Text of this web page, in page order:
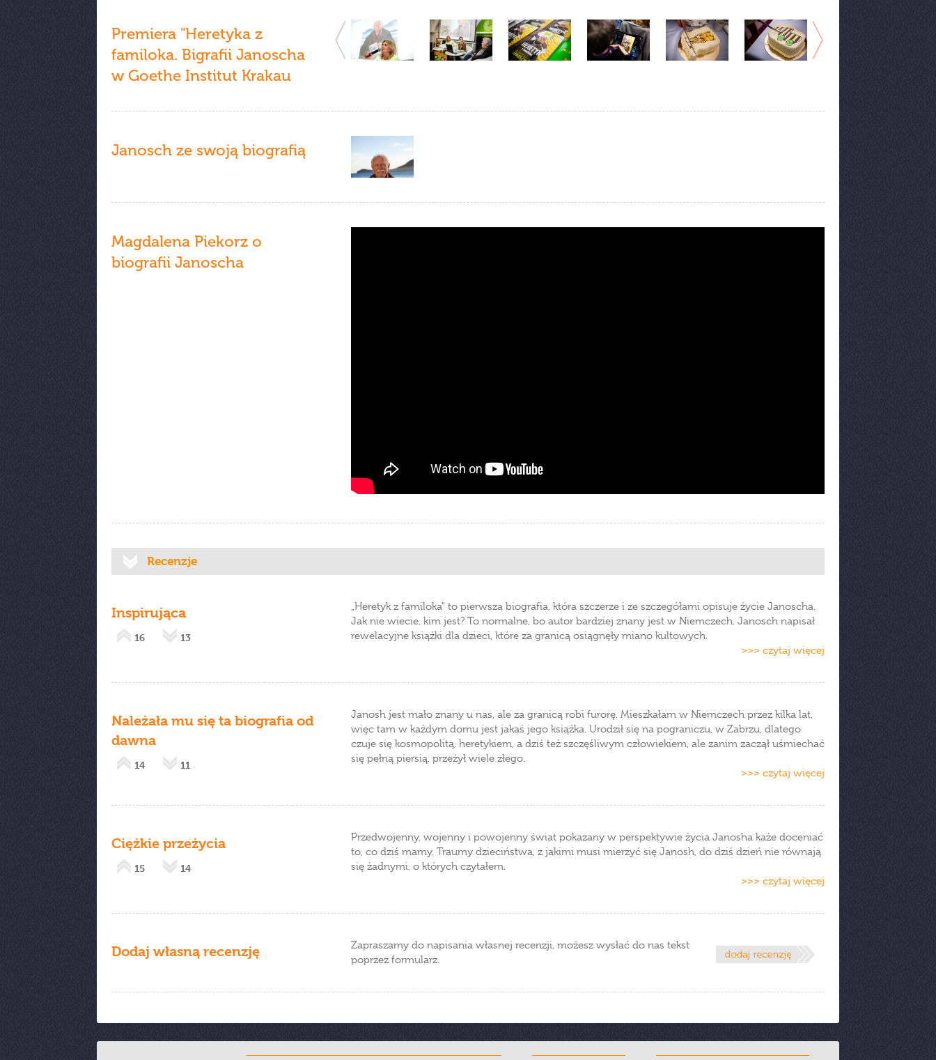
Premiera "Heretyka z
familoka. Bigrafii Janoscha
w Goethe Institut Krakau
Janosch ze swoją biografią
Magdalena Piekorz o
biografii Janoscha
Recenzje
Inspirująca
16 13
„Heretyk z familoka" to pierwsza biografia, która szczerze i ze szczegółami opisuje życie Janoscha.
Jak nie wiecie, kim jest? To normalne, bo autor bardziej znany jest w Niemczech. Janosch napisał
rewelacyjne książki dla dzieci, które za granicą osiągnęły miano kultowych.
>>> czytaj więcej
Należała mu się ta biografia od
dawna
14 11
Janosh jest mało znany u nas, ale za granicą robi furorę. Mieszkałam w Niemczech przez kilka lat,
więc tam w każdym domu jest jakaś jego książka. Urodził się na pograniczu, w Zabrzu, dlatego
czuje się kosmopolitą, heretykiem, a dziś też szczęśliwym człowiekiem, ale zanim zaczął uśmiechać
się pełną piersią, przeżył wiele złego.
>>> czytaj więcej
Ciężkie przeżycia
15 14
Przedwojenny, wojenny i powojenny świat pokazany w perspektywie życia Janosha każe doceniać
to, co dziś mamy. Traumy dzieciństwa, z jakimi musi mierzyć się Janosh, do dziś dzień nie równają
się żadnymi, o których czytałem.
>>> czytaj więcej
Dodaj własną recenzję
Zapraszamy do napisania własnej recenzji, możesz wysłać do nas tekst
poprzez formularz.